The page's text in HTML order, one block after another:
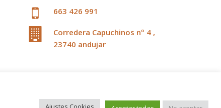
663 426 991
Corredera Capuchinos nº 4 ,
23740 andujar